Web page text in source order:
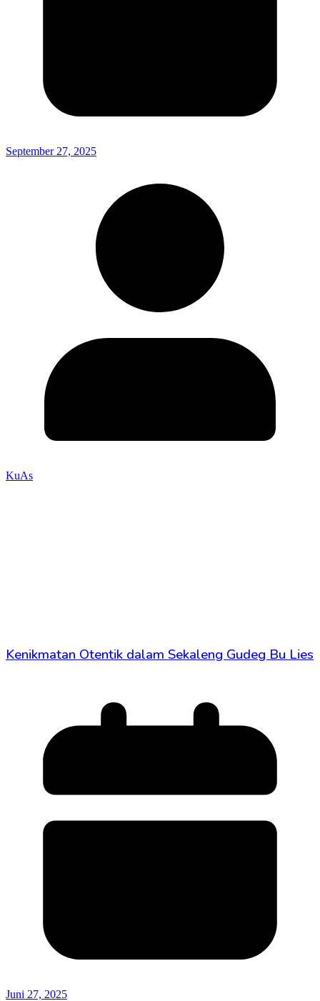
September 27, 2025
KuAs
Kenikmatan Otentik dalam Sekaleng Gudeg Bu Lies
Juni 27, 2025